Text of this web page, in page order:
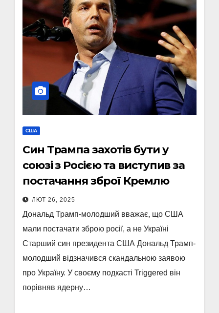
США
Син Трампа захотів бути у
союзі з Росією та виступив за
постачання зброї Кремлю
ЛЮТ 26, 2025
Дональд Трамп-молодший вважає, що США
мали постачати зброю росії, а не Україні
Старший син президента США Дональд Трамп-
молодший відзначився скандальною заявою
про Україну. У своєму подкасті Triggered він
порівняв ядерну…